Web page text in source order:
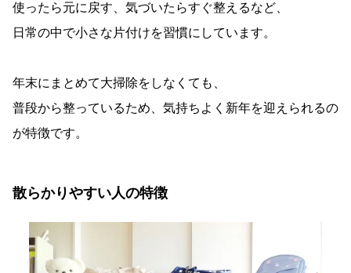
使ったら元に戻す、気づいたらすぐ整えるなど、
日常の中で小さな片付けを習慣にしています。
年末にまとめて大掃除をしなくても、
普段から整っているため、気持ちよく新年を迎えられるの
が特徴です。
散らかりやすい人の特徴